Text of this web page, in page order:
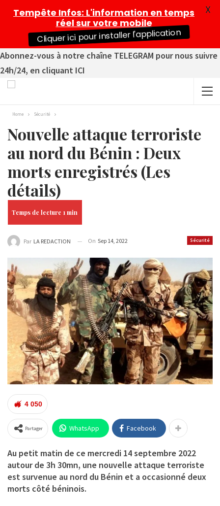
Abonnez-vous à notre chaîne TELEGRAM pour nous suivre
24h/24, en cliquant ICI
Home Sécurité
Nouvelle attaque terroriste
au nord du Bénin : Deux
morts enregistrés (Les
détails)
Sécurité
Par LA REDACTION On Sep 14, 2022
4 050
Partager WhatsApp Facebook
Au petit matin de ce mercredi 14 septembre 2022
autour de 3h 30mn, une nouvelle attaque terroriste
est survenue au nord du Bénin et a occasionné deux
morts côté béninois.
Tempête Infos: L'information en temps
réel sur votre mobile
Cliquer ici pour installer l'application
X